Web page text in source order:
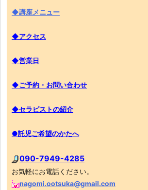
◆講座メニュー
◆アクセス
◆営業日
◆ご予約・お問い合わせ
◆セラピストの紹介
●託児ご希望のかたへ
090-7949-4285
お気軽にお電話ください。
nagomi.ootsuka@gmail.com